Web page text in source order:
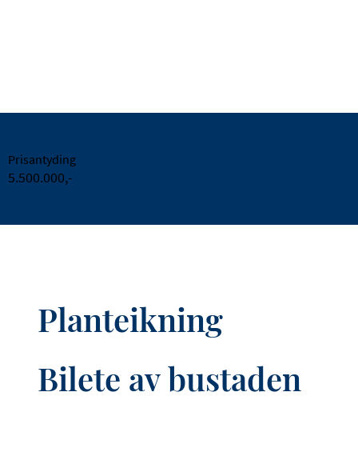
Prisantyding
5.500.000,-
Planteikning
Bilete av bustaden